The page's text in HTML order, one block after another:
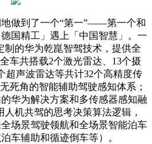
做到了一个“第一”——第一个和
国精工」遇上「中国智慧」。一
制的华为乾崑智驾技术，提供全
车共搭载2个激光雷达、13个摄
超声波雷达等共计32个高精度传
死角的智能辅助驾驶感知体系；
华为解决方案和多传感器感知融
人机共驾的思考决策算法逻辑，
场景驾驶领航和全场景智能泊车
车辅助和循迹倒车等）。